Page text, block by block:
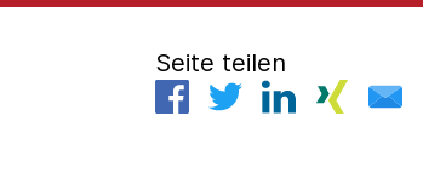
Seite teilen